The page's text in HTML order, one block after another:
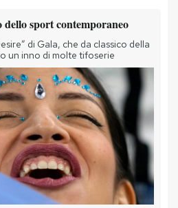
sport contemporaneo
di Gala, che da classico della
un inno di molte tifoserie